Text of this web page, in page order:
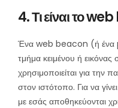
4. Τι είναι το
Ένα web beacon (ή ένα
τμήμα κειμένου ή
χρησιμοποιείται για την
στον ιστότοπο. Για να
με εσάς αποθηκεύονται